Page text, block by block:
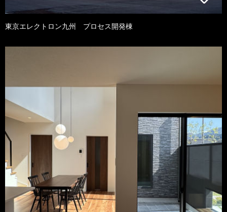
東京エレクトロン九州 プロセス開発棟